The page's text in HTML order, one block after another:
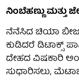
ನಿಂಬೆಹಣ್ಣು ಮತ್ತು
ನೆನೆಸಿದ ಚಿಯಾ
ಕುಡಿದರೆ ಡಿಟಾಕ್ಸ್
ದೇಹದ ವಿಷಕಾರಿ
ಸುಧಾರಿಸಲು,